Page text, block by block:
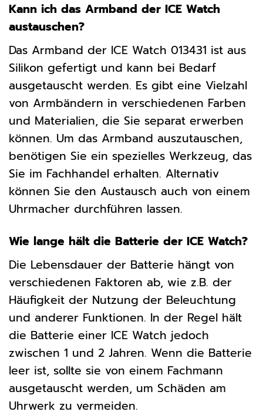
Kann ich das Armband der ICE Watch
austauschen?
Das Armband der ICE Watch 013431 ist aus
Silikon gefertigt und kann bei Bedarf
ausgetauscht werden. Es gibt eine Vielzahl
von Armbändern in verschiedenen Farben
und Materialien, die Sie separat erwerben
können. Um das Armband auszutauschen,
benötigen Sie ein spezielles Werkzeug, das
Sie im Fachhandel erhalten. Alternativ
können Sie den Austausch auch von einem
Uhrmacher durchführen lassen.
Wie lange hält die Batterie der ICE Watch?
Die Lebensdauer der Batterie hängt von
verschiedenen Faktoren ab, wie z.B. der
Häufigkeit der Nutzung der Beleuchtung
und anderer Funktionen. In der Regel hält
die Batterie einer ICE Watch jedoch
zwischen 1 und 2 Jahren. Wenn die Batterie
leer ist, sollte sie von einem Fachmann
ausgetauscht werden, um Schäden am
Uhrwerk zu vermeiden.